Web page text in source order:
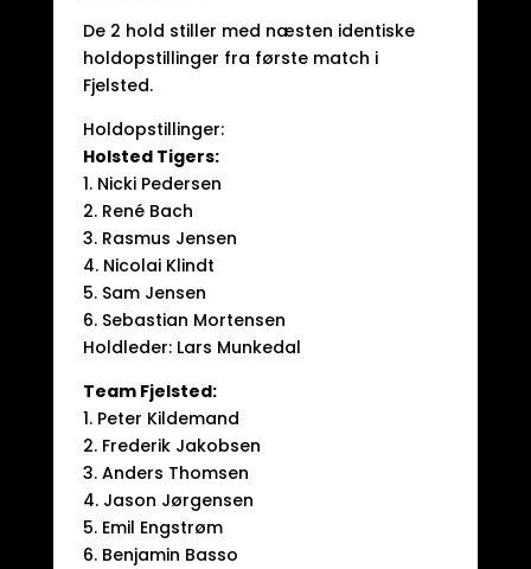
De 2 hold stiller med næsten identiske
holdopstillinger fra første match i
Fjelsted.
Holdopstillinger:
Holsted Tigers:
1. Nicki Pedersen
2. René Bach
3. Rasmus Jensen
4. Nicolai Klindt
5. Sam Jensen
6. Sebastian Mortensen
Holdleder: Lars Munkedal
Team Fjelsted:
1. Peter Kildemand
2. Frederik Jakobsen
3. Anders Thomsen
4. Jason Jørgensen
5. Emil Engstrøm
6. Benjamin Basso